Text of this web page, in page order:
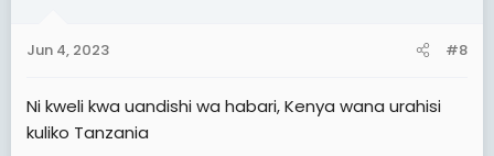
s
Jun 4, 2023 #8
Ni kweli kwa uandishi wa habari, Kenya wana urahisi
kuliko Tanzania